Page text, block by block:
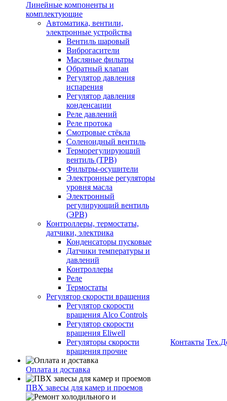
Линейные компоненты и
комплектующие
Автоматика, вентили,
электронные устройства
Вентиль шаровый
Виброгасители
Масляные фильтры
Обратный клапан
Регулятор давления
испарения
Регулятор давления
конденсации
Реле давлений
Реле протока
Смотровые стёкла
Соленоидный вентиль
Терморегулирующий
вентиль (ТРВ)
Фильтры-осушители
Электронные регуляторы
уровня масла
Электронный
регулирующий вентиль
(ЭРВ)
Контроллеры, термостаты,
датчики, электрика
Конденсаторы пусковые
Датчики температуры и
давлений
Контроллеры
Реле
Термостаты
Регулятор скорости вращения
Регулятор скорости
вращения Alco Controls
Регулятор скорости
вращения Eliwell
Регуляторы скорости
вращения прочие
Оплата и доставка
ПВХ завесы для камер и проемов
Контакты